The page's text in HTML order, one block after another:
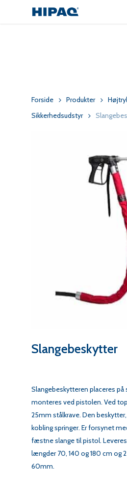
Forside Produkter
Sikkerhedsudstyr
Slangebeskytter
Slangebeskytteren placeres på
monteres ved pistolen. Ved
25mm stålkrave. Den
kobling springer. Er forsynet
fæstne slange til pistol.
længder 70, 140 og 180 cm og
60mm.